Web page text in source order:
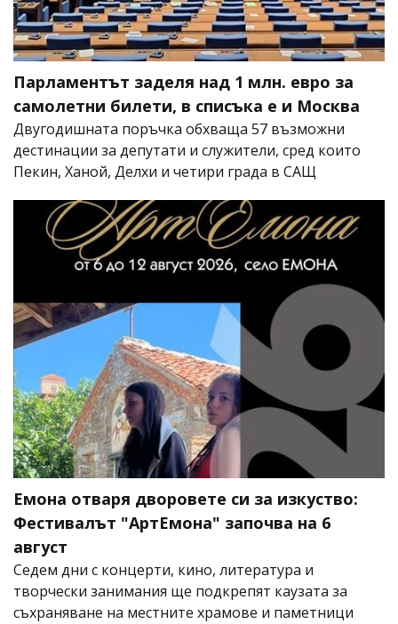
Парламентът заделя над 1 млн. евро за
самолетни билети, в списъка е и Москва
Двугодишната поръчка обхваща 57 възможни
дестинации за депутати и служители, сред които
Пекин, Ханой, Делхи и четири града в САЩ
Емона отваря дворовете си за изкуство:
Фестивалът "АртЕмона" започва на 6
август
Седем дни с концерти, кино, литература и
творчески занимания ще подкрепят каузата за
съхраняване на местните храмове и паметници